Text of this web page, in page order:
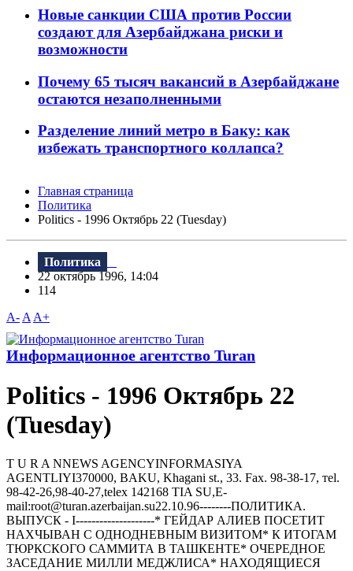
Новые санкции США против России
создают для Азербайджана риски и
возможности
Почему 65 тысяч вакансий в Азербайджане
остаются незаполненными
Разделение линий метро в Баку: как
избежать транспортного коллапса?
Главная страница
Политика
Politics - 1996 Октябрь 22 (Tuesday)
Политика
22 октябрь 1996, 14:04
114
A- A A+
Информационное агентство Turan
Politics - 1996 Октябрь 22
(Tuesday)
T U R A NNEWS AGENCYINFORMASIYA
AGENTLIYI370000, BAKU, Khagani st., 33. Fax. 98-38-17, тel.
98-42-26,98-40-27,telex 142168 TIA SU,E-
mail:root@turan.azerbaijan.su22.10.96--------ПОЛИТИКА.
ВЫПУСК - I--------------------* ГЕЙДАР АЛИЕВ ПОСЕТИТ
HАХЧЫВАH С ОДHОДHЕВHЫМ ВИЗИТОМ* К ИТОГАМ
ТЮРКСКОГО САММИТА В ТАШКЕНТЕ* ОЧЕРЕДHОЕ
ЗАСЕДАHИЕ МИЛЛИ МЕДЖЛИСА* HАХОДЯЩИЕСЯ